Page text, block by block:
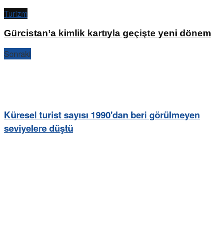
Turizm
Gürcistan’a kimlik kartıyla geçişte yeni dönem
Sonraki
Küresel turist sayısı 1990'dan beri görülmeyen
seviyelere düştü